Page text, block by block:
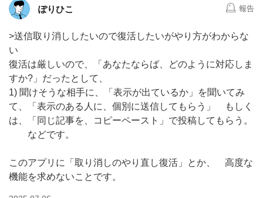
ぽりひこ 報告
>送信取り消ししたいので復活したいがやり方がわからな
い
復活は厳しいので、「あなたならば、どのように対応しま
すか?」だったとして、
1) 聞けそうな相手に、「表示が出ているか」を聞いてみ
て、「表示のある人に、個別に送信してもらう」 もしく
は、「同じ記事を、コピーペースト」で投稿してもらう。
などです。
このアプリに「取り消しのやり直し復活」とか、 高度な
機能を求めないことです。